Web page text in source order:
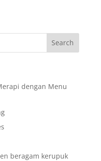
dengan Menu
beragam kerupuk